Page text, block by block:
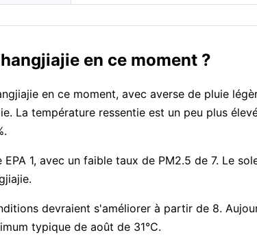
en ce moment ?
en ce moment, avec averse de pluie
La température ressentie est un peu plus
1, avec un faible taux de PM2.5 de 7. Le
devraient s'améliorer à partir de 8.
typique de août de 31°C.